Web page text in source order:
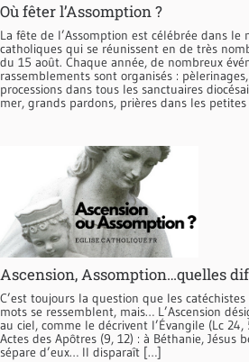
Où fêter l’Assomption ?
La fête de l’Assomption est célébrée dans
catholiques qui se réunissent en de très
du 15 août. Chaque année, de nombreux
rassemblements sont organisés :
processions dans tous les sanctuaires
mer, grands pardons, prières dans les
Ascension, Assomption…quelles
C’est toujours la question que les
mots se ressemblent, mais… L’Ascension
au ciel, comme le décrivent l’Évangile (Lc
Actes des Apôtres (9, 12) : à Béthanie, Jésus
sépare d’eux… Il disparaît […]